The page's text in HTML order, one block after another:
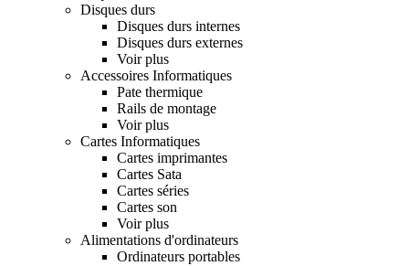
Disques durs
Disques durs internes
Disques durs externes
Voir plus
Accessoires Informatiques
Pate thermique
Rails de montage
Voir plus
Cartes Informatiques
Cartes imprimantes
Cartes Sata
Cartes séries
Cartes son
Voir plus
Alimentations d'ordinateurs
Ordinateurs portables